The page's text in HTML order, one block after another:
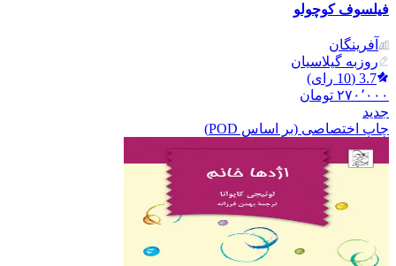
فیلسوف کوچولو
آفرینگان
روزبه گیلاسیان
3.7
(
10 رای)
۲۷۰٬۰۰۰ تومان
جدید
چاپ اختصاصی (بر اساس POD)